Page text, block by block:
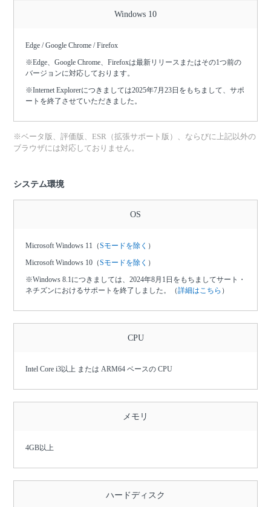
Windows 10
Edge / Google Chrome / Firefox
※Edge、Google Chrome、Firefoxは最新リリースまたはその1つ前の
バージョンに対応しております。
※Internet Explorerにつきましては2025年7月23日をもちまして、サポ
ートを終了させていただきました。
※ベータ版、評価版、ESR（拡張サポート版）、ならびに上記以外の
ブラウザには対応しておりません。
システム環境
OS
Microsoft Windows 11（Sモードを除く ）
Microsoft Windows 10（Sモードを除く ）
※Windows 8.1につきましては、2024年8月1日をもちましてサート・
ネチズンにおけるサポートを終了しました。（詳細はこちら ）
CPU
Intel Core i3以上 または ARM64 ベースの CPU
メモリ
4GB以上
ハードディスク